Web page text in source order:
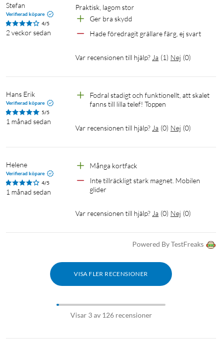
Stefan
Verifierad köpare
4/5
2 veckor sedan
Praktisk, lagom stor
Ger bra skydd
Hade föredragit grällare färg, ej svart
Var recensionen till hjälp? Ja (1) Nej (0)
Hans Erik
Verifierad köpare
5/5
1 månad sedan
Fodral stadigt och funktionellt, att skalet
fanns till lilla telef! Toppen
Var recensionen till hjälp? Ja (0) Nej (0)
Helene
Verifierad köpare
4/5
1 månad sedan
Många kortfack
Inte tillräckligt stark magnet. Mobilen
glider
Var recensionen till hjälp? Ja (0) Nej (0)
Powered By TestFreaks
VISA FLER RECENSIONER
Visar 3 av 126 recensioner